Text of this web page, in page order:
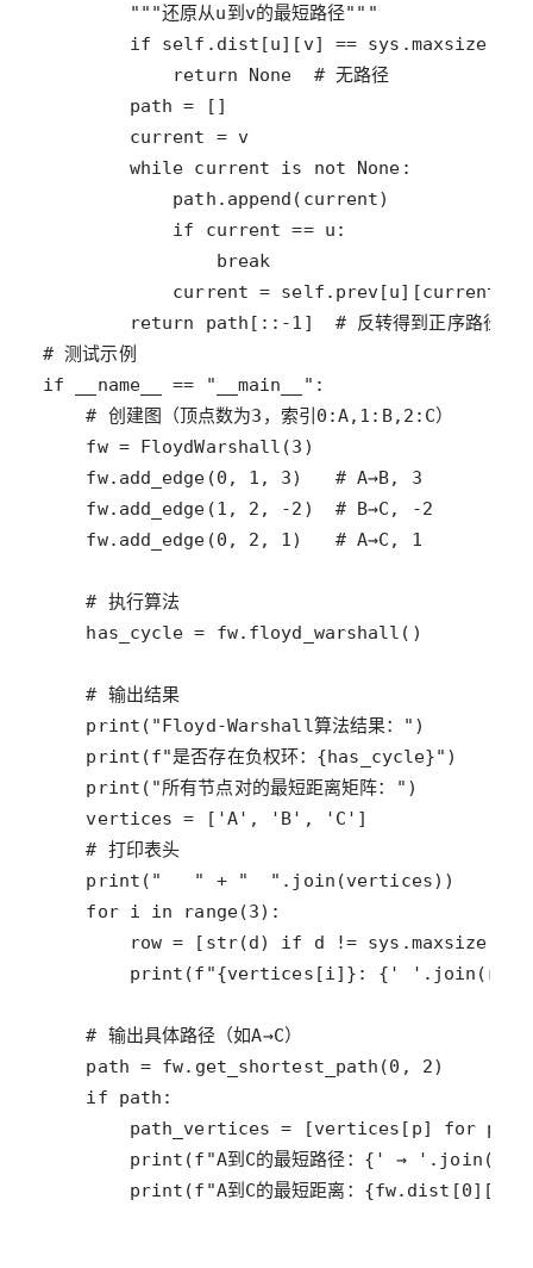
"""还原从u到v的最短路径"""
if
self . dist [u][ v] == sys .maxsize
return
None
# 无路径
path =
current
= v
while current is not None
path . append ( current
if
current == u
break
current = self . prev[u][current
return
path [:: -1 ] # 反转得到正序路径
# 测试示例
if
__name__ == "__main__"
# 创建图（顶点数为3，索引0:A,1:B,2:C）
fw = FloydWarshall (3
fw. add_edge (0 , 1 , 3) # A→B, 3
fw. add_edge (1 , 2 , -2 ) # B→C, -2
fw. add_edge (0 , 2 , 1) # A→C, 1
# 执行算法
has_cycle = fw. floyd_warshall
# 输出结果
print ( "Floyd-Warshall算法结果："
print (f"是否存在负权环： {has_cycle}"
print ( "所有节点对的最短距离矩阵："
vertices = [ 'A' , 'B' , 'C'
# 打印表头
print ( "   " + "  " . join (vertices
for i in range(3
row = [ str(d) if d != sys .maxsize
print (f"{vertices [i]} : { ' ' . join ( row
# 输出具体路径（如A→C）
path = fw. get_shortest_path (0 , 2
if
path
path_vertices = [vertices [ p] for p
print (f"A到C的最短路径： { ' → ' . join (
print (f"A到C的最短距离： {fw. dist [0][